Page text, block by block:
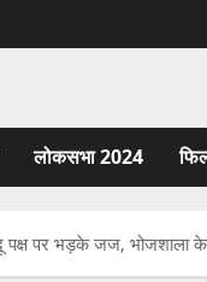
लोकसभा 2024
पक्ष पर भड़के जज, भोजशाला